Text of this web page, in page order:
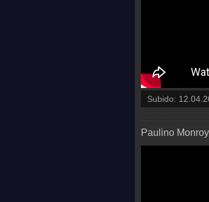
Subido:
Paulino